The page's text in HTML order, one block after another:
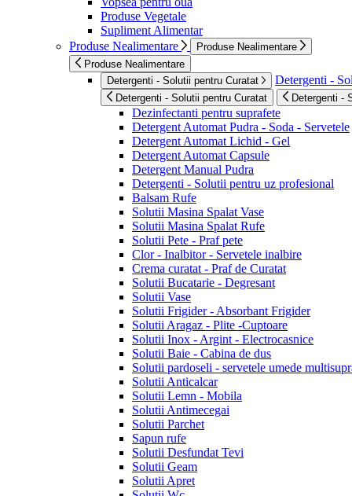
Produse Vegetale
Supliment Alimentar
Produse Nealimentare
Produse Nealimentare
Produse Nealimentare
Detergenti - Solutii pentru Curatat
Detergenti -
Detergenti - Solutii pentru Curatat Detergenti -
Dezinfectanti pentru suprafete
Detergent Automat Pudra - Soda - Servetele
Detergent Automat Lichid - Gel
Detergent Automat Capsule
Detergent Manual Pudra
Detergenti - Solutii pentru uz profesional
Balsam Rufe
Solutii Masina Spalat Vase
Solutii Masina Spalat Rufe
Solutii Pete - Praf pete
Clor - Inalbitor - Servetele inalbire
Crema curatat - Praf de Curatat
Solutii Bucatarie - Degresant
Solutii Vase
Solutii Frigider - Absorbant Frigider
Solutii Aragaz - Plite -Cuptoare
Solutii Inox - Argint - Electrocasnice
Solutii Baie - Cabina de dus
Solutii pardoseli - servetele umede
Solutii Anticalcar
Solutii Lemn - Mobila
Solutii Antimecegai
Solutii Parchet
Sapun rufe
Solutii Desfundat Tevi
Solutii Geam
Solutii Apret